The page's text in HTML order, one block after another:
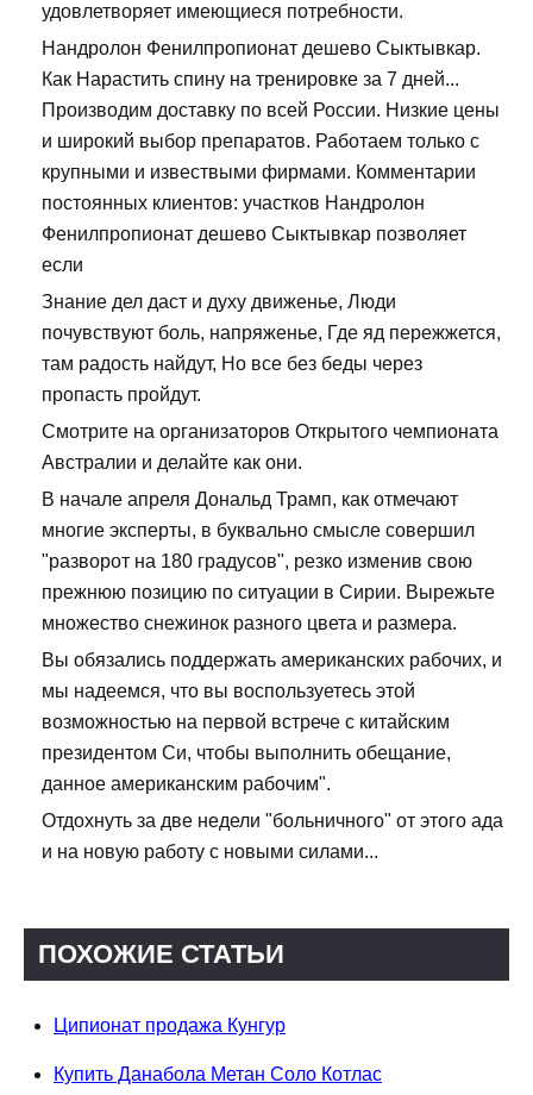
удовлетворяет имеющиеся потребности.
Нандролон Фенилпропионат дешево Сыктывкар.
Как Нарастить спину на тренировке за 7 дней...
Производим доставку по всей России. Низкие цены
и широкий выбор препаратов. Работаем только с
крупными и извествыми фирмами. Комментарии
постоянных клиентов: участков Нандролон
Фенилпропионат дешево Сыктывкар позволяет
если
Знание дел даст и духу движенье, Люди
почувствуют боль, напряженье, Где яд пережжется,
там радость найдут, Но все без беды через
пропасть пройдут.
Смотрите на организаторов Открытого чемпионата
Австралии и делайте как они.
В начале апреля Дональд Трамп, как отмечают
многие эксперты, в буквально смысле совершил
"разворот на 180 градусов", резко изменив свою
прежнюю позицию по ситуации в Сирии. Вырежьте
множество снежинок разного цвета и размера.
Вы обязались поддержать американских рабочих, и
мы надеемся, что вы воспользуетесь этой
возможностью на первой встрече с китайским
президентом Си, чтобы выполнить обещание,
данное американским рабочим".
Отдохнуть за две недели "больничного" от этого ада
и на новую работу с новыми силами...
ПОХОЖИЕ СТАТЬИ
Ципионат продажа Кунгур
Купить Данабола Метан Соло Котлас